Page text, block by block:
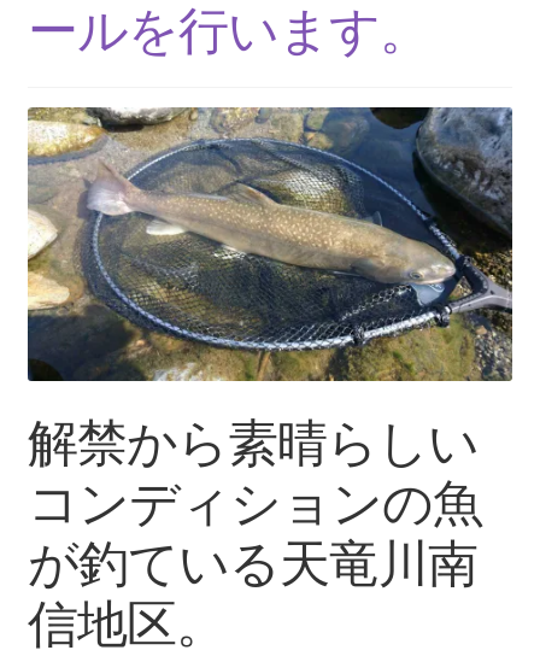
ールを行います。
解禁から素晴らしい
コンディションの魚
が釣ている天竜川南
信地区。